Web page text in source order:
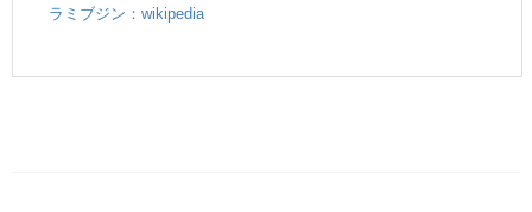
ラミブジン：wikipedia